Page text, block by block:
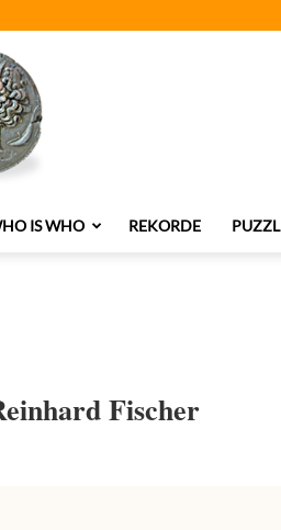
IS WHO REKORDE
Fischer